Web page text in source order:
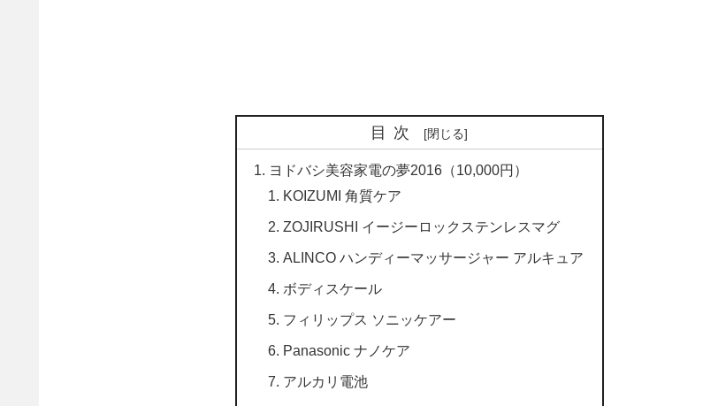
目次
ヨドバシ美容家電の夢2016（10,000円）
KOIZUMI 角質ケア
ZOJIRUSHI イージーロックステンレスマグ
ALINCO ハンディーマッサージャー アルキュア
ボディスケール
フィリップス ソニッケアー
Panasonic ナノケア
アルカリ電池